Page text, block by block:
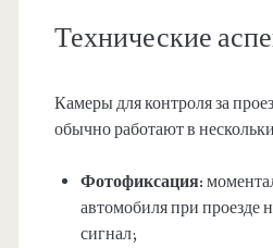
Технические
Камеры для контроля за
обычно работают в
Фотофиксация:
автомобиля при проезде
сигнал;